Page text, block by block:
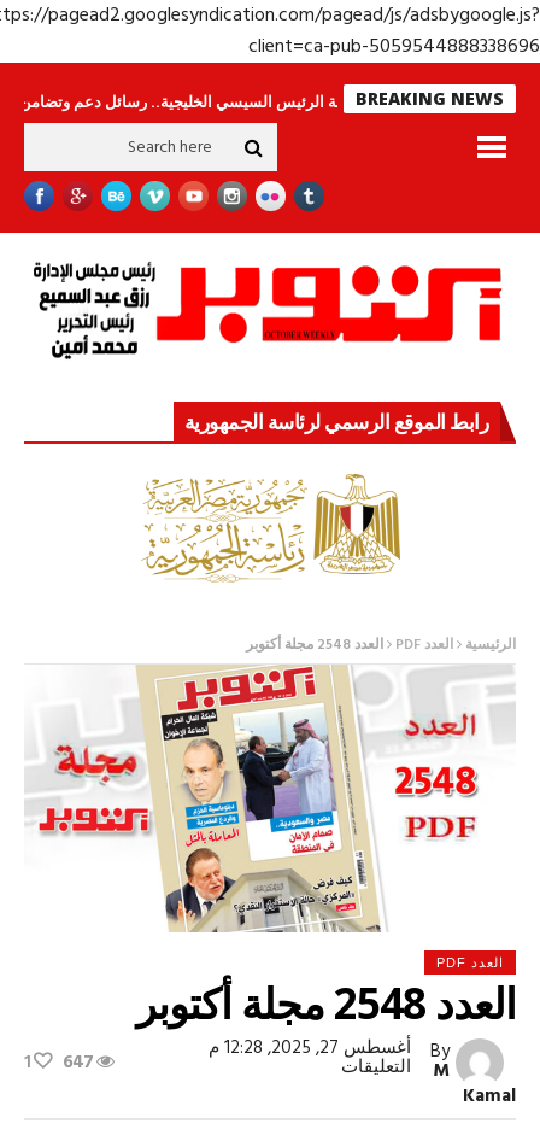
https://pagead2.googlesyndication.com/pagead/js/
client=ca-pub-
BREAKING NEWS
لا ينامون جولة الرئيس السيسي الخليجية.. رسائل دعم وتضامن للأشقاء
رابط الموقع الرسمي لرئاسة الجمهورية
الرئيسية العدد PDF العدد 2548 مجلة أكتوبر
العدد PDF
العدد 2548 مجلة أكتوبر
By
M
Kamal
أغسطس 27, 2025, 12:28 م
التعليقاتعلى
مجلة
647
1